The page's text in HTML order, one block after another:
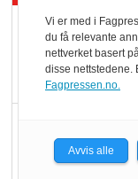
Vi er med i
du få relevante
nettverket basert
disse nettstedene.
Fagpressen.no.
Avvis alle